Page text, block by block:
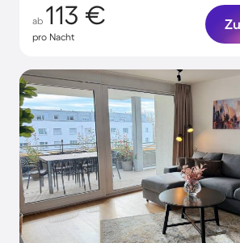
ab 113 €
pro Nacht